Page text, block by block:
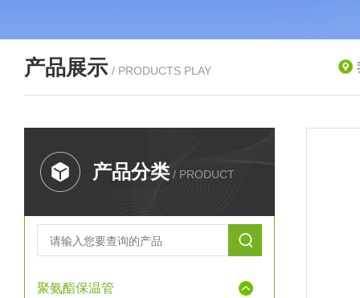
产品展示 / PRODUCTS PLAY
产品分类 / PRODUCT
聚氨酯保温管